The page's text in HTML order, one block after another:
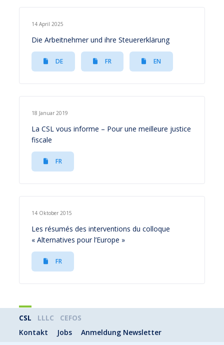
14 April 2025
Die Arbeitnehmer und ihre Steuererklärung
DE FR EN
18 Januar 2019
La CSL vous informe – Pour une meilleure justice
fiscale
FR
14 Oktober 2015
Les résumés des interventions du colloque
« Alternatives pour l’Europe »
FR
CSL LLLC
CEFOS
Kontakt
Jobs Anmeldung Newsletter